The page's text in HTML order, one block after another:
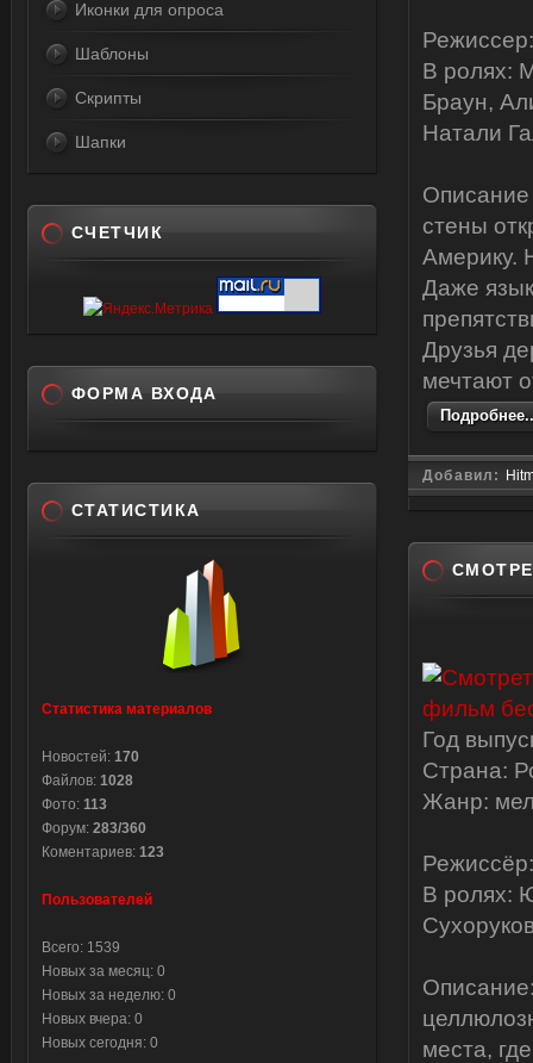
В ролях:
Браун,
Натали
стены
Америку.
Даже
Друзья
мечтают
Добавил:
Год
Страна:
Жанр:
В ролях:
места,
Иконки для опроса
Шаблоны
Скрипты
Шапки
СЧЕТЧИК
ФОРМА ВХОДА
СТАТИСТИКА
Статистика материалов
Новостей: 170
Файлов: 1028
Фото: 113
Форум: 283/360
Коментариев: 123
Пользователей
Всего: 1539
Новых за месяц: 0
Новых за неделю: 0
Новых вчера: 0
Новых сегодня: 0